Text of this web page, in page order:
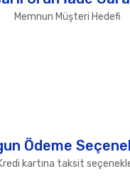
Memnun Müşteri Hedefi
Ödeme
kartına taksit